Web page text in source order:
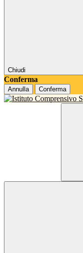
Chiudi
Conferma
Annulla Conferma